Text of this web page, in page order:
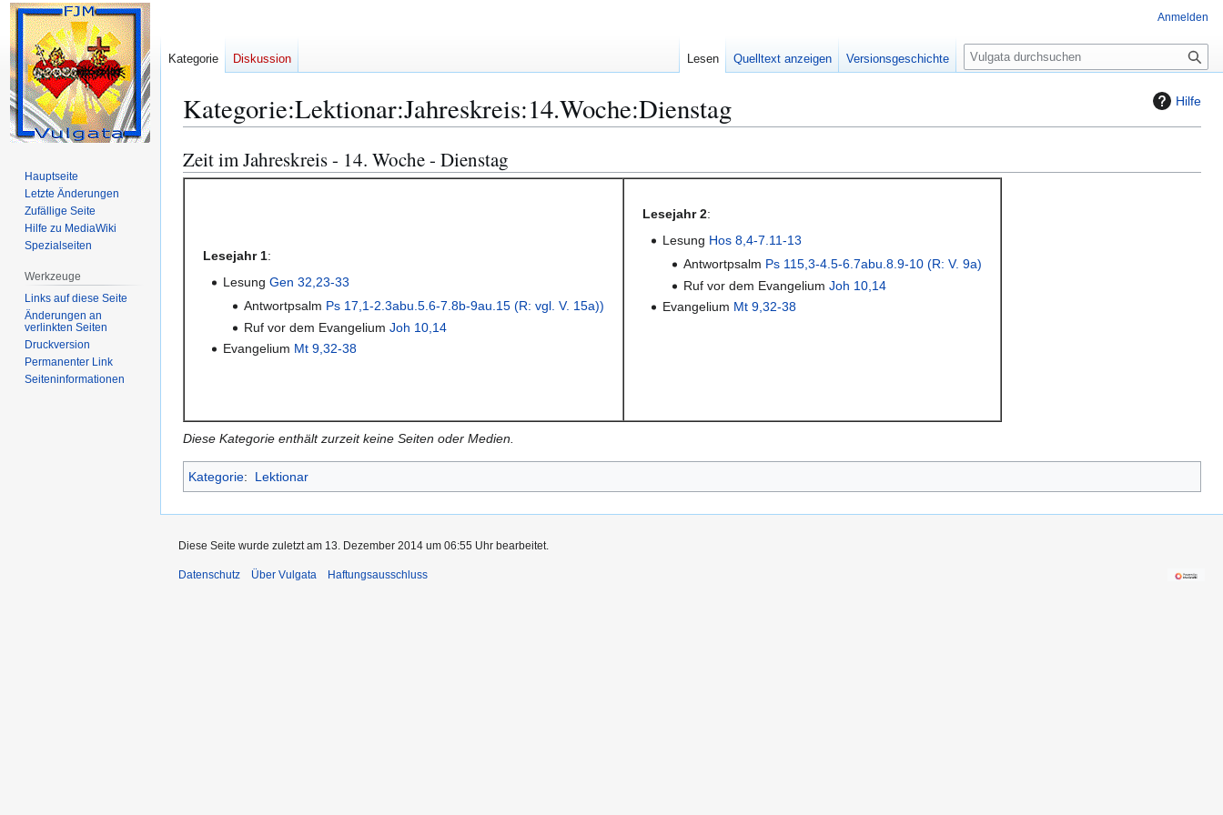
Hilfe
Kategorie:Lektionar:Jahreskreis:14.Woche:Dienstag
Zur
Navigation
Zur
Suche
Zeit im Jahreskreis - 14. Woche - Dienstag
Lesejahr 1:
LesungGen 32,23-33
Antwortpsalm Ps 17,1-2.3abu.5.6-7.8b-9au.15 (R: vgl. V. 15a))
Ruf vor dem Evangelium Joh 10,14
Evangelium Mt 9,32-38
Lesejahr 2:
Lesung Hos 8,4-7.11-13
Antwortpsalm Ps 115,3-4.5-6.7abu.8.9-10 (R: V. 9a)
Ruf vor dem Evangelium Joh 10,14
Evangelium Mt 9,32-38
Diese Kategorie enthält zurzeit keine Seiten oder Medien.
Kategorie: Lektionar
Anmelden
Kategorie Diskussion Lesen Quelltext anzeigen Versionsgeschichte
S
u
e
Hauptseite
Letzte Änderungen
Zufällige Seite
Hilfe zu MediaWiki
Spezialseiten
Werkzeuge
Links auf diese Seite
Änderungen an
verlinkten Seiten
Druckversion
Permanenter Link
Seiten­­informationen
Diese Seite wurde zuletzt am 13. Dezember 2014 um 06:55 Uhr bearbeitet.
Datenschutz Über Vulgata Haftungsausschluss